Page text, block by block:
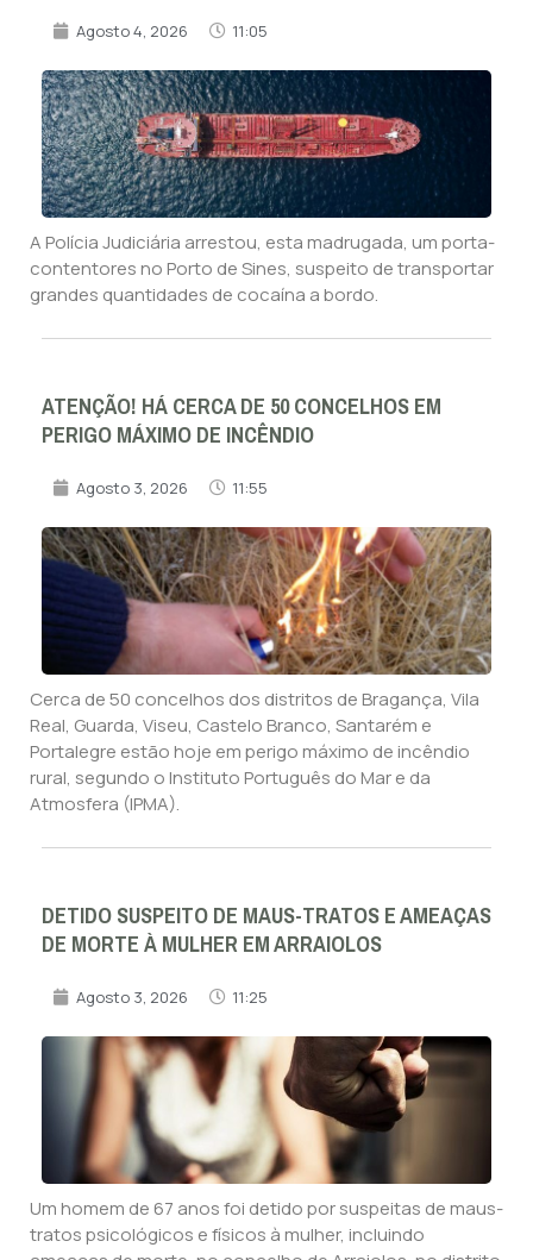
Agosto 4, 2026 11:05
A Polícia Judiciária arrestou, esta madrugada, um porta-
contentores no Porto de Sines, suspeito de transportar
grandes quantidades de cocaína a bordo.
ATENÇÃO! HÁ CERCA DE 50 CONCELHOS EM
PERIGO MÁXIMO DE INCÊNDIO
Agosto 3, 2026 11:55
Cerca de 50 concelhos dos distritos de Bragança, Vila
Real, Guarda, Viseu, Castelo Branco, Santarém e
Portalegre estão hoje em perigo máximo de incêndio
rural, segundo o Instituto Português do Mar e da
Atmosfera (IPMA).
DETIDO SUSPEITO DE MAUS-TRATOS E AMEAÇAS
DE MORTE À MULHER EM ARRAIOLOS
Agosto 3, 2026 11:25
Um homem de 67 anos foi detido por suspeitas de maus-
tratos psicológicos e físicos à mulher, incluindo